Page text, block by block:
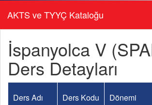
AKTS ve TYYÇ Kataloğu
İspanyolca V
Ders Detayları
Ders Adı Ders Kodu Dönemi